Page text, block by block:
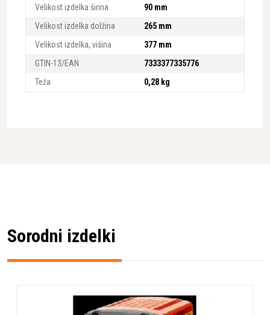
Velikost izdelka širina
90 mm
Velikost izdelka dolžina
265 mm
Velikost izdelka, višina
377 mm
GTIN-13/EAN
7333377335776
Teža
0,28 kg
Sorodni izdelki